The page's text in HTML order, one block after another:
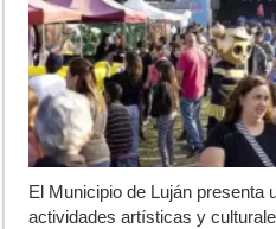
El Municipio de Luján presenta
actividades artísticas y